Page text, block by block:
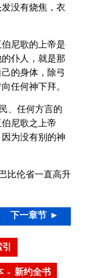
没有烧焦，衣
尼歌的上帝是
仆人，就是那
的身体，除弓
任何神下拜。
、任何方言的
尼歌之上帝
为没有别的神
比伦省一直高升
下一章节 ►
– 新约全书